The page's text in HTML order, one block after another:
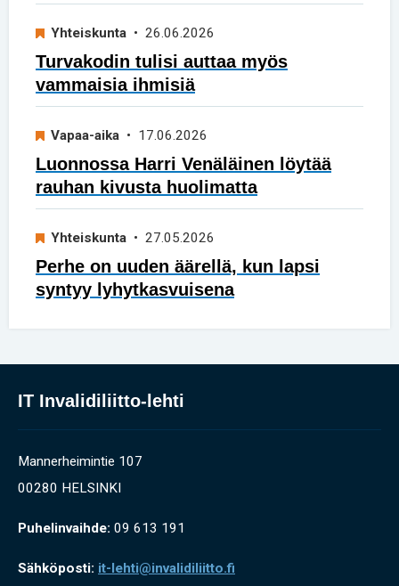
Yhteiskunta • 26.06.2026
Turvakodin tulisi auttaa myös
vammaisia ihmisiä
Vapaa-aika • 17.06.2026
Luonnossa Harri Venäläinen löytää
rauhan kivusta huolimatta
Yhteiskunta • 27.05.2026
Perhe on uuden äärellä, kun lapsi
syntyy lyhytkasvuisena
IT Invalidiliitto-lehti
Mannerheimintie 107
00280 HELSINKI
Puhelinvaihde: 09 613 191
Sähköposti: it-lehti@invalidiliitto.fi